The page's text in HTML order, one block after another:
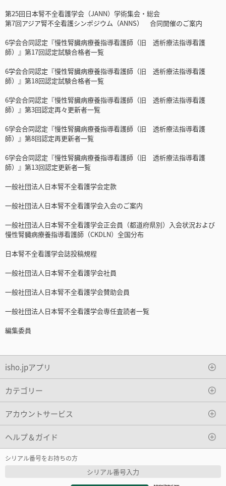
第25回日本腎不全看護学会（JANN）学術集会・総会
第7回アジア腎不全看護シンポジウム（ANNS） 合同開催のご案内
6学会合同認定『慢性腎臓病療養指導看護師（旧 透析療法指導看護
師）』第17回認定試験合格者一覧
6学会合同認定『慢性腎臓病療養指導看護師（旧 透析療法指導看護
師）』第18回認定試験合格者一覧
6学会合同認定『慢性腎臓病療養指導看護師（旧 透析療法指導看護
師）』第3回認定再々更新者一覧
6学会合同認定『慢性腎臓病療養指導看護師（旧 透析療法指導看護
師）』第8回認定再更新者一覧
6学会合同認定『慢性腎臓病療養指導看護師（旧 透析療法指導看護
師）』第13回認定更新者一覧
一般社団法人日本腎不全看護学会定款
一般社団法人日本腎不全看護学会入会のご案内
一般社団法人日本腎不全看護学会正会員（都道府県別）入会状況および
慢性腎臓病療養指導看護師（CKDLN）全国分布
日本腎不全看護学会誌投稿規程
一般社団法人日本腎不全看護学会社員
一般社団法人日本腎不全看護学会賛助会員
一般社団法人日本腎不全看護学会専任査読者一覧
編集委員
isho.jpアプリ
カテゴリー
アカウントサービス
ヘルプ＆ガイド
シリアル番号をお持ちの方
シリアル番号入力